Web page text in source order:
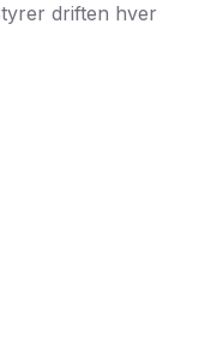
driften hver